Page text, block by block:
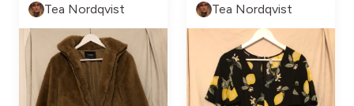
Tea Nordqvist Tea Nordqvist